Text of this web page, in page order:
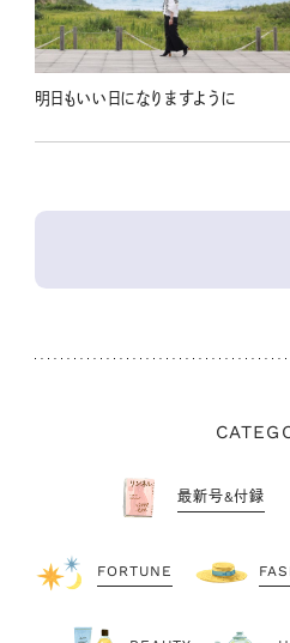
明日もいい日になりますように
最新号&付録
FORTUNE